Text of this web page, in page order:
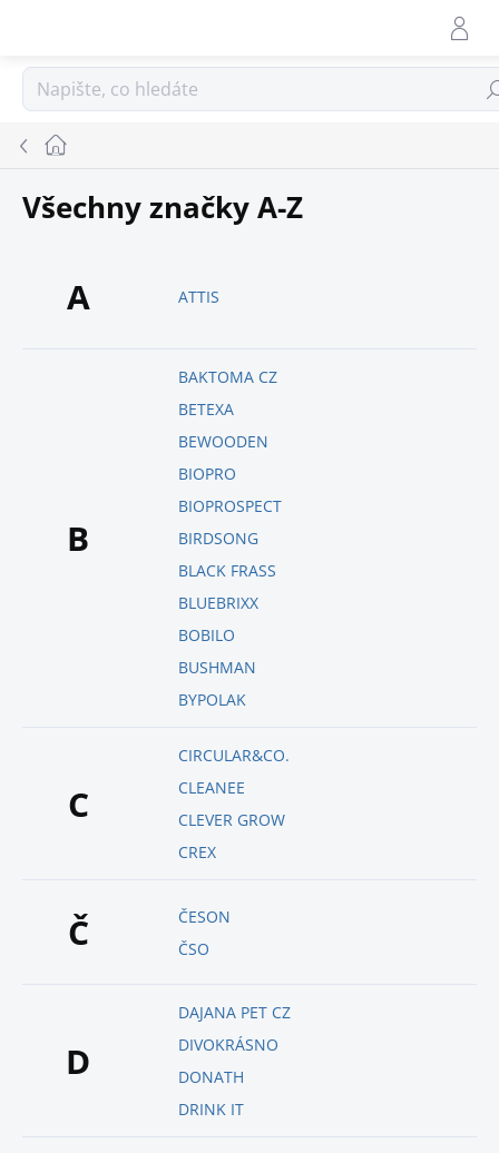
Domů
Všechny značky A-Z
A ATTIS
B
BAKTOMA CZ
BETEXA
BEWOODEN
BIOPRO
BIOPROSPECT
BIRDSONG
BLACK FRASS
BLUEBRIXX
BOBILO
BUSHMAN
BYPOLAK
C
CIRCULAR&CO.
CLEANEE
CLEVER GROW
CREX
Č
ČESON
ČSO
D
DAJANA PET CZ
DIVOKRÁSNO
DONATH
DRINK IT